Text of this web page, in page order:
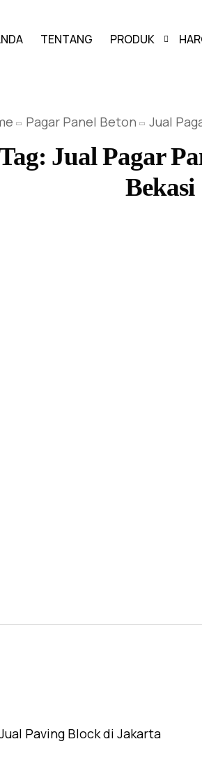
TENTANG PRODUK
PAVING BLOCK
GRASS BLOCK
KANSTIN
BUIS BETON
Pagar Panel Beton Jual
Jual Pagar
Bekasi
Paving Block di Jakarta